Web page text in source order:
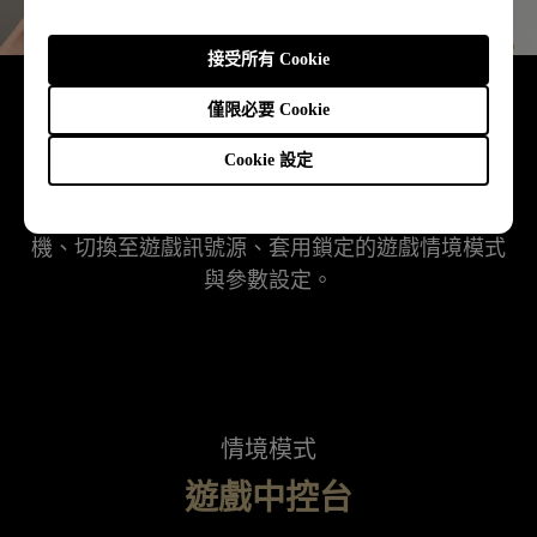
Cookie 設定
僅限必要 Cookie
接受所有 Cookie
Game Zone 2.0 遊戲快捷功能
一鍵瞬玩
機、切換至遊戲訊號源、套用鎖定的遊戲情境模式
與參數設定。
情境模式
遊戲中控台